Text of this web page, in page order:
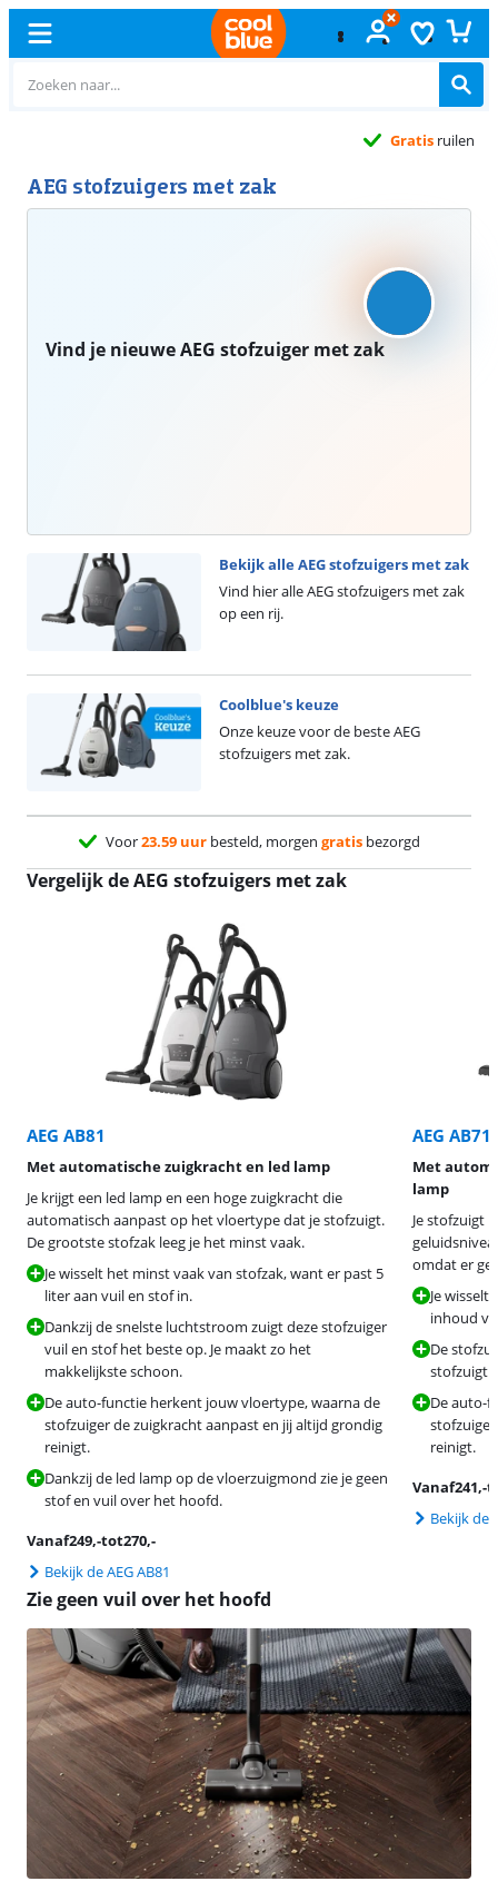
AEG stofzuigers met zak
Vind je nieuwe AEG stofzuiger met zak
Bekijk alle AEG stofzuigers met zak
Vind hier alle AEG stofzuigers met zak
op een rij.
Coolblue's keuze
Onze keuze voor de beste AEG
stofzuigers met zak.
Voor23.59 uurbesteld, morgen gratisbezorgd
Vergelijk de AEG stofzuigers met zak
AEG AB81
Met automatische zuigkracht en led lamp
Je krijgt een led lamp en een hoge zuigkracht die
automatisch aanpast op het vloertype dat je stofzuigt.
De grootste stofzak leeg je het minst vaak.
Je wisselt het minst vaak van stofzak, want er past 5
liter aan vuil en stof in.
Dankzij de snelste luchtstroom zuigt deze stofzuiger
vuil en stof het beste op. Je maakt zo het
makkelijkste schoon.
De auto-functie herkent jouw vloertype, waarna de
stofzuiger de zuigkracht aanpast en jij altijd grondig
reinigt.
Dankzij de led lamp op de vloerzuigmond zie je geen
stof en vuil over het hoofd.
Vanaf249,-tot270,-
Bekijk de AEG AB81
AEG AB71
Met
lamp
Je stofzuigt
omdat er
Je wisselt
inhoud
De
stofzuigt.
De auto-
reinigt.
Vanaf241,-
Bekijk de
Zie geen vuil over het hoofd